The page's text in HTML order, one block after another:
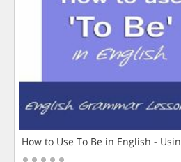
How to Use To Be in English -